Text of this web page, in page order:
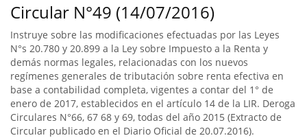
Circular N°49 (14/07/2016)
Instruye sobre las modificaciones efectuadas por las Leyes
N°s 20.780 y 20.899 a la Ley sobre Impuesto a la Renta y
demás normas legales, relacionadas con los nuevos
regímenes generales de tributación sobre renta efectiva en
base a contabilidad completa, vigentes a contar del 1° de
enero de 2017, establecidos en el artículo 14 de la LIR. Deroga
Circulares N°66, 67 68 y 69, todas del año 2015 (Extracto de
Circular publicado en el Diario Oficial de 20.07.2016).